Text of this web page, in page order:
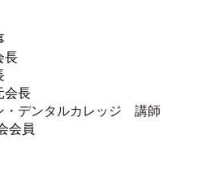
長
会長
・デンタルカレッジ 講師
会員